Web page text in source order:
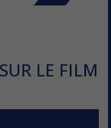
LE FILM